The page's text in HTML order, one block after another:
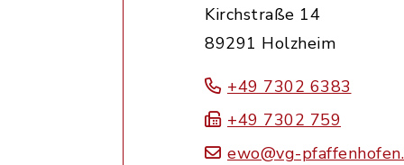
Kirchstraße 14
89291 Holzheim
+49 7302 6383
+49 7302 759
ewo@vg-